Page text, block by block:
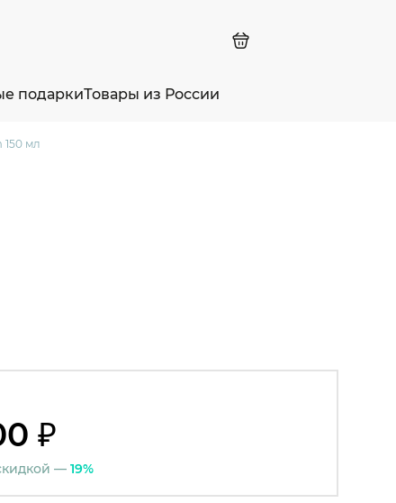
подаркиТовары из России
мл
₽
— 19%